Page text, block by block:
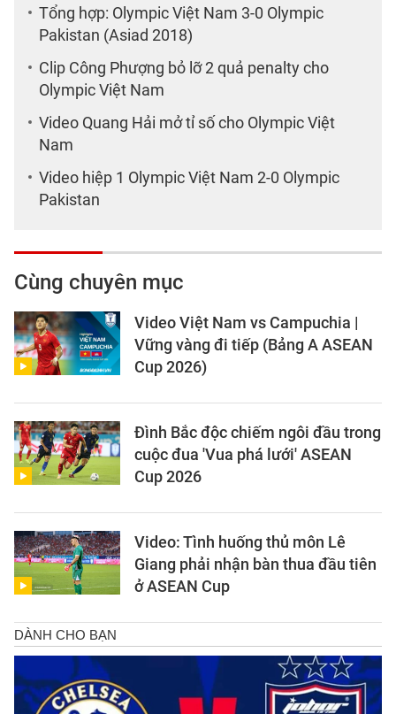
Tổng hợp: Olympic Việt Nam 3-0 Olympic
Pakistan (Asiad 2018)
Clip Công Phượng bỏ lỡ 2 quả penalty cho
Olympic Việt Nam
Video Quang Hải mở tỉ số cho Olympic Việt
Nam
Video hiệp 1 Olympic Việt Nam 2-0 Olympic
Pakistan
Cùng chuyên mục
Video Việt Nam vs Campuchia |
Vững vàng đi tiếp (Bảng A ASEAN
Cup 2026)
Đình Bắc độc chiếm ngôi đầu trong
cuộc đua 'Vua phá lưới' ASEAN
Cup 2026
Video: Tình huống thủ môn Lê
Giang phải nhận bàn thua đầu tiên
ở ASEAN Cup